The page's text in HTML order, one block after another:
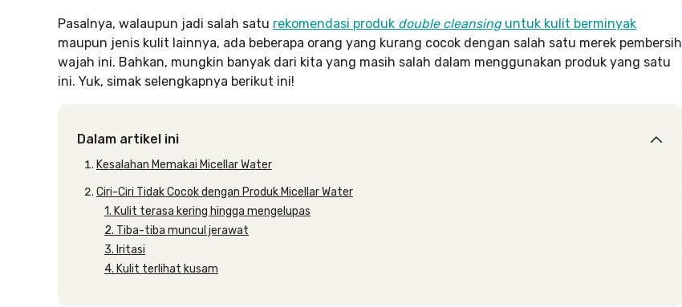
Pasalnya, walaupun jadi salah satu rekomendasi produk double cleansinguntuk kulit berminyak
maupun jenis kulit lainnya, ada beberapa orang yang kurang cocok dengan salah satu merek pembersih
wajah ini. Bahkan, mungkin banyak dari kita yang masih salah dalam menggunakan produk yang satu
ini. Yuk, simak selengkapnya berikut ini!
Dalam artikel ini
Kesalahan Memakai Micellar Water
Ciri-Ciri Tidak Cocok dengan Produk Micellar Water
1. Kulit terasa kering hingga mengelupas
2. Tiba-tiba muncul jerawat
3. Iritasi
4. Kulit terlihat kusam